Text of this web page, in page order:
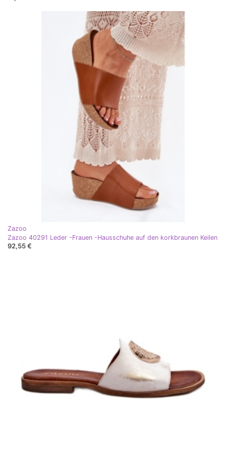
Zazoo
Zazoo 40291 Leder -Frauen -Hausschuhe auf den korkbraunen Keilen
92,55 €